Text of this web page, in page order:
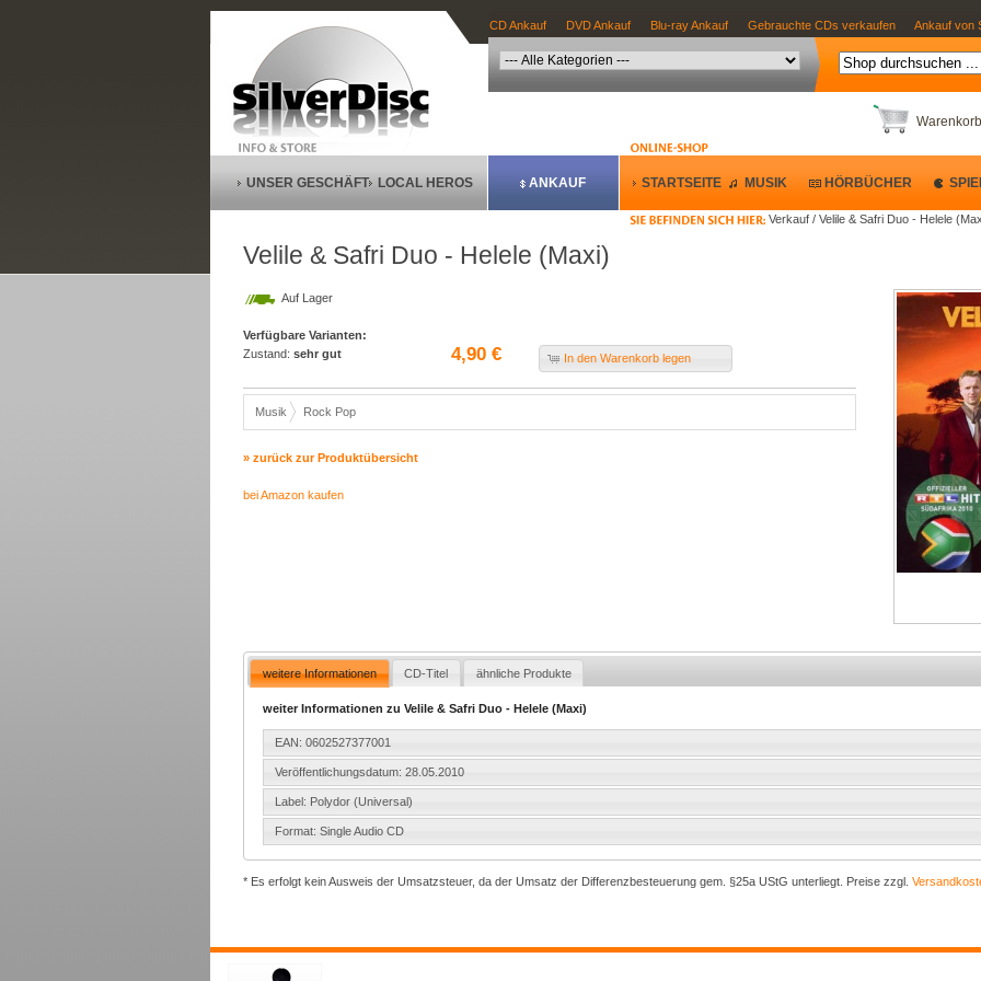
CD Ankauf DVD Ankauf Blu-ray Ankauf Gebrauchte CDs verkaufen Ankauf von
Warenkorb
Verkauf / Velile & Safri Duo - Helele
UNSER GESCHÄFT LOCAL HEROS ANKAUF STARTSEITE MUSIK HÖRBÜCHER
Velile & Safri Duo - Helele (Maxi)
Auf Lager
Verfügbare Varianten:
Zustand: sehr gut 4,90 € In den Warenkorb legen
Musik Rock Pop
» zurück zur Produktübersicht
bei Amazon kaufen
weitere Informationen CD-Titel ähnliche Produkte
weiter Informationen zu Velile & Safri Duo - Helele (Maxi)
EAN: 0602527377001
Veröffentlichungsdatum: 28.05.2010
Label: Polydor (Universal)
Format: Single Audio CD
* Es erfolgt kein Ausweis der Umsatzsteuer, da der Umsatz der Differenzbesteuerung gem. §25a UStG unterliegt. Preise zzgl.